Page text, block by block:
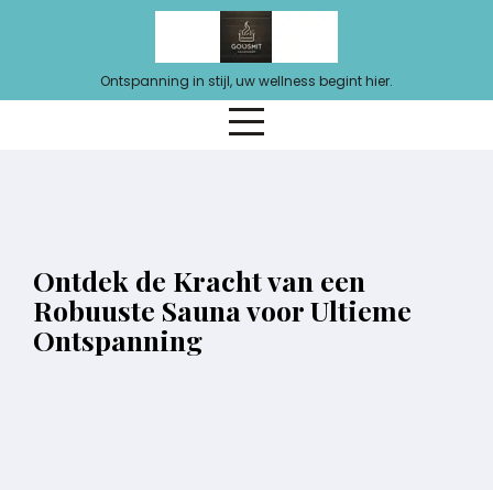
Ontspanning in stijl, uw wellness begint hier.
Ontdek de Kracht van een
Robuuste Sauna voor Ultieme
Ontspanning